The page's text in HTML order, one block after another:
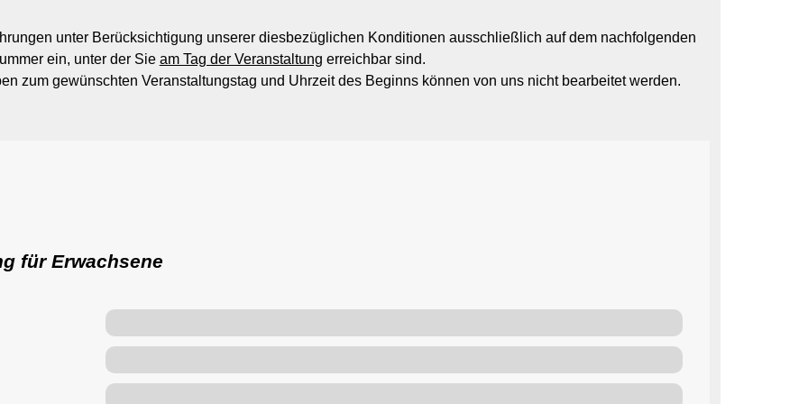
unter Berücksichtigung unserer diesbezüglichen Konditionen ausschließlich auf dem nachfolgenden
ein, unter der Sie am Tag der Veranstaltung erreichbar sind.
zum gewünschten Veranstaltungstag und Uhrzeit des Beginns können von uns nicht bearbeitet werden.
für Erwachsene